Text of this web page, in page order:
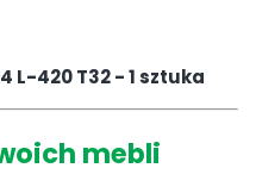
L-420 T32 - 1 sztuka
mebli